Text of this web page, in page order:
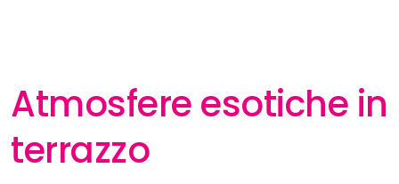
Atmosfere esotiche in
terrazzo